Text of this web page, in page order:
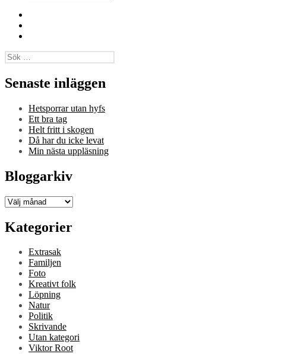
Sök
efter:
Senaste inläggen
Hetsporrar utan hyfs
Ett bra tag
Helt fritt i skogen
Då har du icke levat
Min nästa uppläsning
Bloggarkiv
Bloggarkiv
Kategorier
Extrasak
Familjen
Foto
Kreativt folk
Löpning
Natur
Politik
Skrivande
Utan kategori
Viktor Root